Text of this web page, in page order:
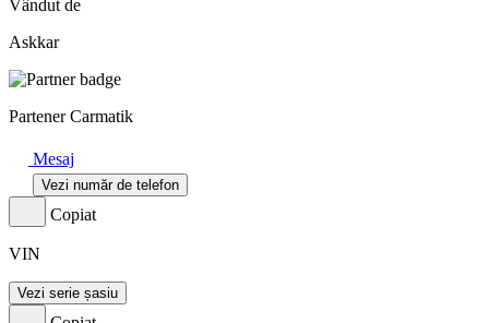
Vândut de
Askkar
Partener Carmatik
Mesaj
Vezi număr de telefon
Copiat
VIN
Vezi serie șasiu